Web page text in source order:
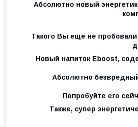
Абсолютно новый
Такого Вы еще не пробовали
Новый напиток Eboost,
Абсолютно
Попробуйте его
Также, супер